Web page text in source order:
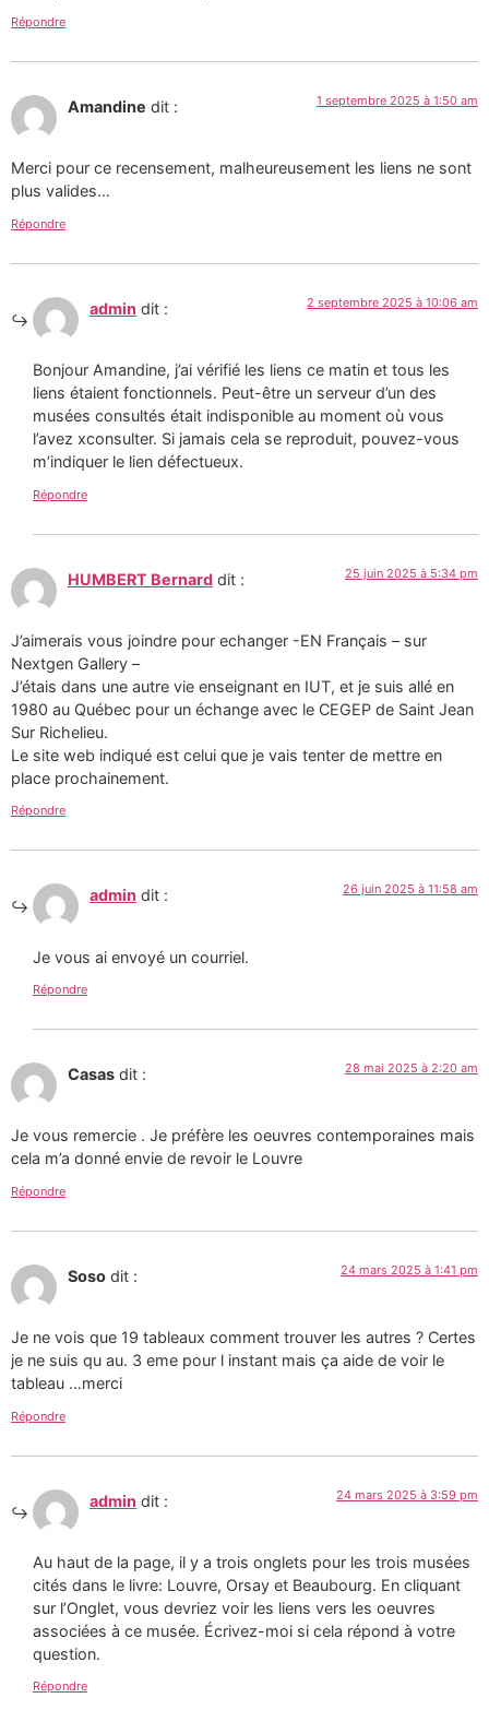
Répondre
Amandine dit : 1 septembre 2025 à 1:50 am
Merci pour ce recensement, malheureusement les liens ne sont
plus valides…
Répondre
admin dit : 2 septembre 2025 à 10:06 am
Bonjour Amandine, j’ai vérifié les liens ce matin et tous les
liens étaient fonctionnels. Peut-être un serveur d’un des
musées consultés était indisponible au moment où vous
l’avez xconsulter. Si jamais cela se reproduit, pouvez-vous
m’indiquer le lien défectueux.
Répondre
HUMBERT Bernard dit : 25 juin 2025 à 5:34 pm
J’aimerais vous joindre pour echanger -EN Français – sur
Nextgen Gallery –
J’étais dans une autre vie enseignant en IUT, et je suis allé en
1980 au Québec pour un échange avec le CEGEP de Saint Jean
Sur Richelieu.
Le site web indiqué est celui que je vais tenter de mettre en
place prochainement.
Répondre
admin dit : 26 juin 2025 à 11:58 am
Je vous ai envoyé un courriel.
Répondre
Casas dit : 28 mai 2025 à 2:20 am
Je vous remercie . Je préfère les oeuvres contemporaines mais
cela m’a donné envie de revoir le Louvre
Répondre
Soso dit : 24 mars 2025 à 1:41 pm
Je ne vois que 19 tableaux comment trouver les autres ? Certes
je ne suis qu au. 3 eme pour l instant mais ça aide de voir le
tableau …merci
Répondre
admin dit : 24 mars 2025 à 3:59 pm
Au haut de la page, il y a trois onglets pour les trois musées
cités dans le livre: Louvre, Orsay et Beaubourg. En cliquant
sur l’Onglet, vous devriez voir les liens vers les oeuvres
associées à ce musée. Écrivez-moi si cela répond à votre
question.
Répondre